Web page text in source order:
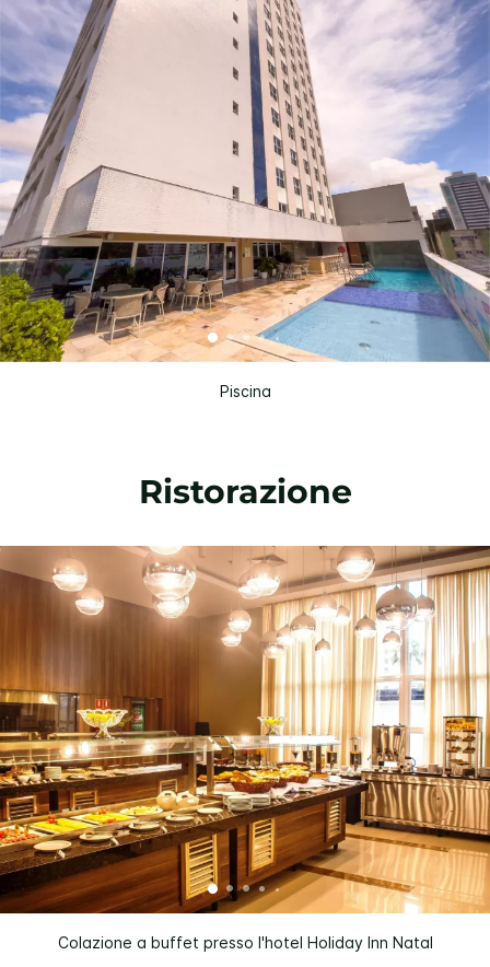
Piscina
Ristorazione
Colazione a buffet presso l'hotel Holiday Inn Natal